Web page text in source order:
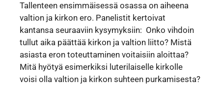
Tallenteen ensimmäisessä osassa on aiheena
valtion ja kirkon ero. Panelistit kertoivat
kantansa seuraaviin kysymyksiin: Onko vihdoin
tullut aika päättää kirkon ja valtion liitto? Mistä
asiasta eron toteuttaminen voitaisiin aloittaa?
Mitä hyötyä esimerkiksi luterilaiselle kirkolle
voisi olla valtion ja kirkon suhteen purkamisesta?